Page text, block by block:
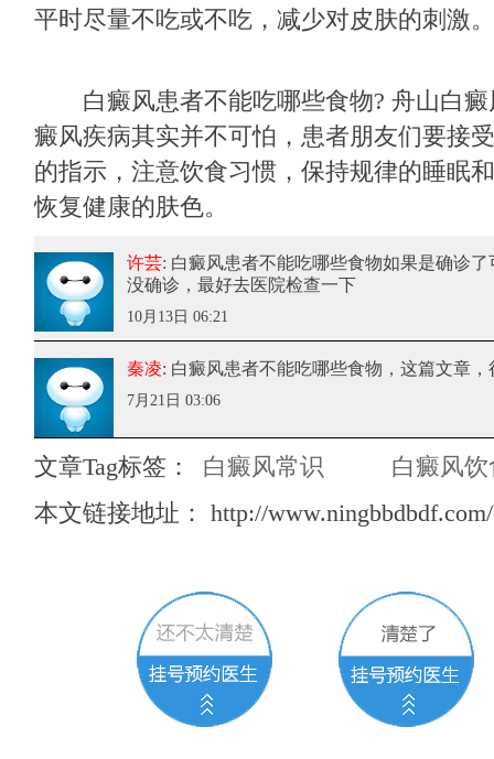
平时尽量不吃或不吃，减少对皮肤的刺激。
白癜风患者不能吃哪些食物? 舟山白癜
癜风疾病其实并不可怕，患者朋友们要接
的指示，注意饮食习惯，保持规律的睡眠
恢复健康的肤色。
许芸: 白癜风患者不能吃哪些食物如果是确诊了
没确诊，最好去医院检查一下
10月13日 06:21
秦凌: 白癜风患者不能吃哪些食物 ，这篇文章
7月21日 03:06
文章Tag标签： 白癜风常识
白癜风饮
本文链接地址： http://